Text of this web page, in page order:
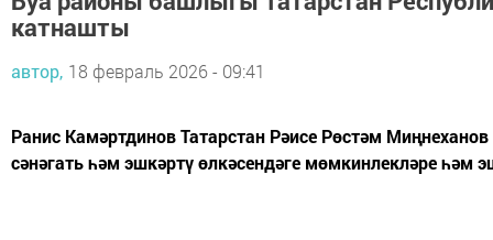
катнашты
автор, 18 февраль 2026 - 09:41
Ранис Камәртдинов Татарстан Рәисе Рөстәм
сәнәгать һәм эшкәртү өлкәсендәге мөмкинлекләре